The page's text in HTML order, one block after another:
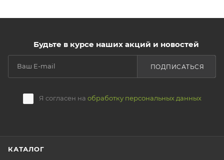
Будьте в курсе наших акций и новостей
Я согласен на обработку персональных данных
ПОДПИСАТЬСЯ
КАТАЛОГ